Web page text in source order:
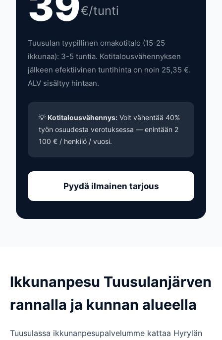
€/tunti
Tuusulan tyypillinen omakotitalo (15-25
ikkunaa): 3-5 tuntia. Kotitalousvähennyksen
jälkeen efektiivinen tuntihinta on noin 25,35 €.
ALV sisältyy hintaan.
💡 Kotitalousvähennys: Voit vähentää 40%
työn osuudesta verotuksessa — enintään 2
100 € / henkilö / vuosi.
Pyydä ilmainen tarjous
Ikkunanpesu Tuusulanjärven
rannalla ja kunnan alueella
Tuusulassa ikkunanpesupalvelumme kattaa Hyrylän